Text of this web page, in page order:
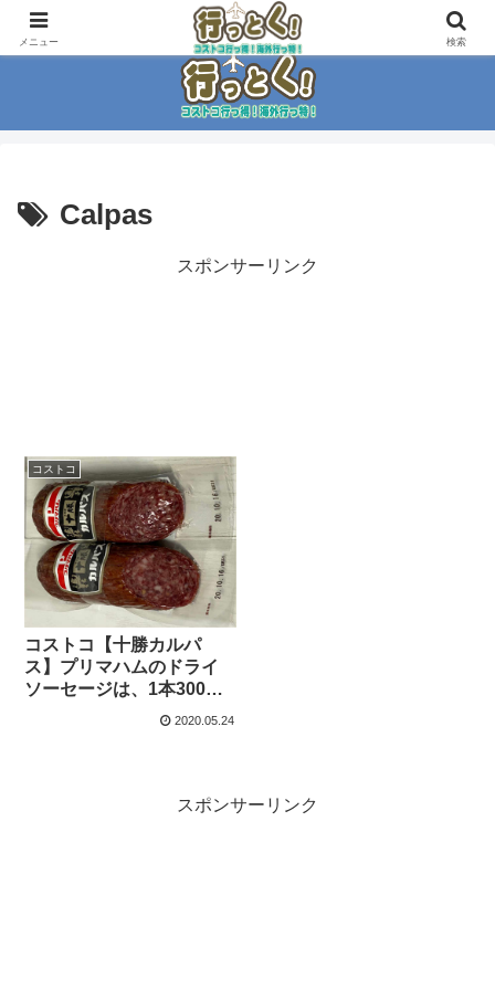
コストコ大好き家族がイチ押商品紹介！！
Calpas
スポンサーリンク
コストコ
コストコ【十勝カルパ
ス】プリマハムのドライ
ソーセージは、1本300ｇ
の巨大コストコサイズで
2020.05.24
スポンサーリンク
メニュー 検索